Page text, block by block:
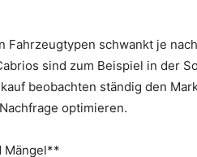
Fahrzeugtypen schwankt je
sind zum Beispiel in der
beobachten ständig den
optimieren.
Mängel**